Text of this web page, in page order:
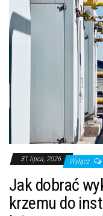
31 lipca, 2026 Wyłącz
Jak dobrać
krzemu do